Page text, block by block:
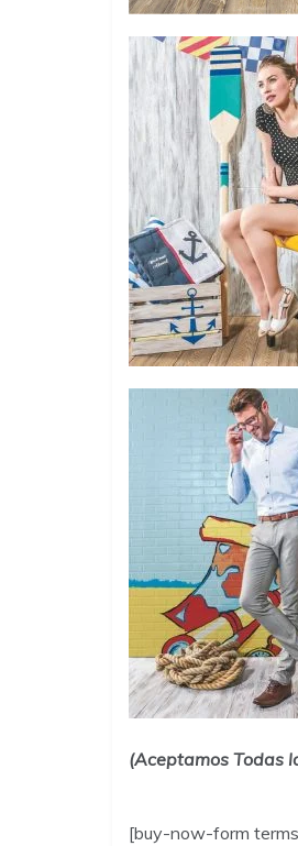
(Aceptamos Todas
[buy-now-form